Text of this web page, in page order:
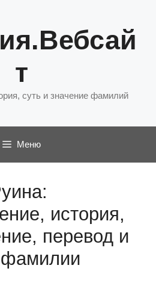
т
суть и значение фамилий
Меню
история,
перевод и
фамилии